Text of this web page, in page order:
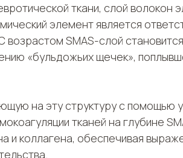
ткани, слой волокон
элемент является
SMAS-слой
«бульдожьих щечек»,
на эту структуру с помощью
тканей на глубине
и коллагена, обеспечивая